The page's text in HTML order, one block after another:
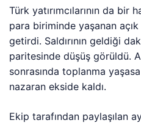
Türk yatırımcılarının da
para biriminde yaşanan
getirdi. Saldırının geldiği
paritesinde düşüş görüldü.
sonrasında toplanma
nazaran ekside kaldı.
Ekip tarafından paylaşılan